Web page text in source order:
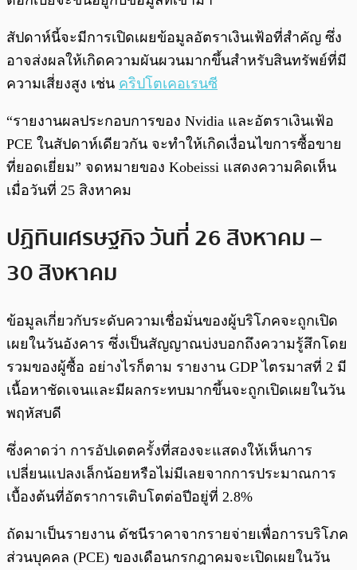
สัปดาห์นี้จะมีการเปิดเผยข้อมูลอัตราเงินเฟ้อที่สำคัญ ซึ่ง
อาจส่งผลให้เกิดความผันผวนมากขึ้นสำหรับสินทรัพย์ที่มี
ความเสี่ยงสูง เช่น คริปโตเคอเรนซี
“รายงานผลประกอบการของ Nvidia และอัตราเงินเฟ้อ
PCE ในสัปดาห์เดียวกัน จะทำให้เกิดเงื่อนไขการซื้อขาย
ที่ยอดเยี่ยม” จดหมายของ Kobeissi แสดงความคิดเห็น
เมื่อวันที่ 25 สิงหาคม
ปฏิทินเศรษฐกิจ วันที่ 26 สิงหาคม –
30 สิงหาคม
ข้อมูลเกี่ยวกับระดับความเชื่อมั่นของผู้บริโภคจะถูกเปิด
เผยในวันอังคาร ซึ่งเป็นสัญญาณบ่งบอกถึงความรู้สึกโดย
รวมของผู้ซื้อ อย่างไรก็ตาม รายงาน GDP ไตรมาสที่ 2 มี
เนื้อหาชัดเจนและมีผลกระทบมากขึ้นจะถูกเปิดเผยในวัน
พฤหัสบดี
ซึ่งคาดว่า การอัปเดตครั้งที่สองจะแสดงให้เห็นการ
เปลี่ยนแปลงเล็กน้อยหรือไม่มีเลยจากการประมาณการ
เบื้องต้นที่อัตราการเติบโตต่อปีอยู่ที่ 2.8%
ถัดมาเป็นรายงาน ดัชนีราคาจากรายจ่ายเพื่อการบริโภค
ส่วนบุคคล (PCE) ของเดือนกรกฎาคมจะเปิดเผยในวัน